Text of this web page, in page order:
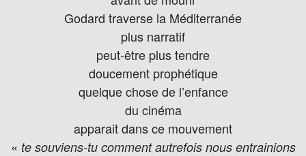
Godard traverse la Méditerranée
plus narratif
peut-être plus tendre
doucement prophétique
quelque chose de l’enfance
du cinéma
apparait dans ce mouvement
« te souviens-tu comment autrefois nous entrainions